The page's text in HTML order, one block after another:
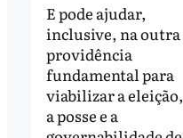
E pode ajudar,
inclusive, na outra
providência
fundamental para
viabilizar a eleição,
a posse e a